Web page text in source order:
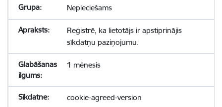
Nepieciešams
Reģistrē, ka lietotājs ir apstiprinājis
sīkdatņu paziņojumu.
1 mēnesis
cookie-agreed-version